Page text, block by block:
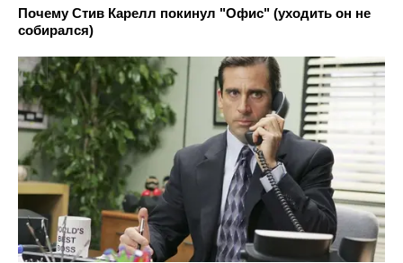
Почему Стив Карелл покинул "Офис" (уходить он не
собирался)